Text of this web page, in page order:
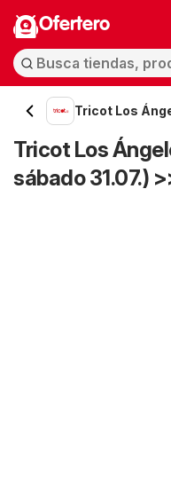
Ofertero
Tricot Los
Tricot Los
sábado 31.07.)